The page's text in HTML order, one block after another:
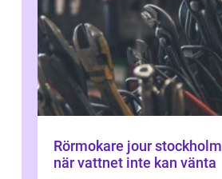
Rörmokare jour stockholm snabb hjälp
när vattnet inte kan vänta